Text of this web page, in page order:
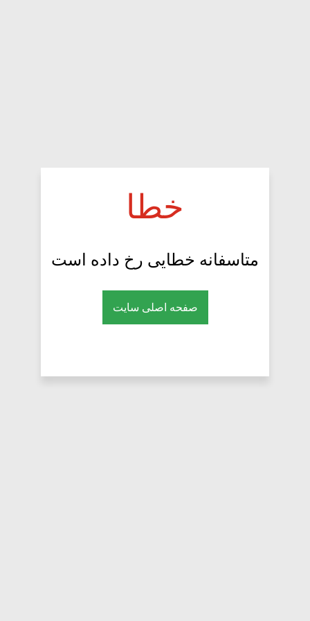
خطا
متاسفانه خطایی رخ داده است
صفحه اصلی سایت